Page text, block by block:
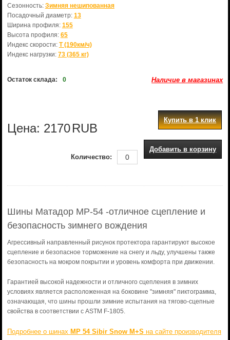
Сезонность: Зимняя нешипованная
Посадочный диаметр: 13
Ширина профиля: 155
Высота профиля: 65
Индекс скорости: T (190км/ч)
Индекс нагрузки: 73 (365 кг)
Остаток склада: 0 Наличие в магазинах
Цена: 2170RUB
Купить в 1 клик
Добавить в корзину
Количество:
Шины Матадор МР-54 -отличное сцепление и
безопасность зимнего вождения
Агрессивный направленный рисунок протектора гарантируют высокое
сцепление и безопасное торможение на снегу и льду, улучшены также
безопасность на мокром покрытии и уровень комфорта при движении.
Гарантией высокой надежности и отличного сцепления в зимних
условиях является расположенная на боковине "зимняя" пиктограмма,
означающая, что шины прошли зимние испытания на тягово-сцепные
свойства в соответствии с ASTM F-1805.
Подробнее о шинах MP 54 Sibir Snow M+S на сайте производителя